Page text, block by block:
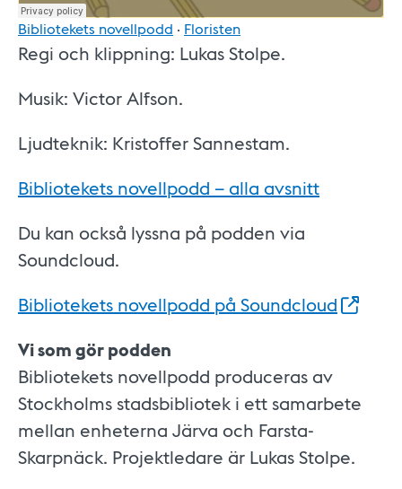
Bibliotekets novellpodd · Floristen
Regi och klippning: Lukas Stolpe.
Musik: Victor Alfson.
Ljudteknik: Kristoffer Sannestam.
Bibliotekets novellpodd – alla avsnitt
Du kan också lyssna på podden via
Soundcloud.
Bibliotekets novellpodd på Soundcloud
Vi som gör podden
Bibliotekets novellpodd produceras av
Stockholms stadsbibliotek i ett samarbete
mellan enheterna Järva och Farsta-
Skarpnäck. Projektledare är Lukas Stolpe.